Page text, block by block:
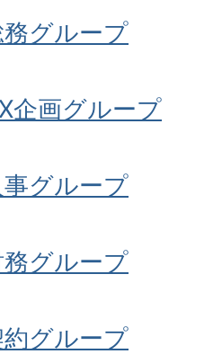
グループ
企画グループ
グループ
グループ
グループ